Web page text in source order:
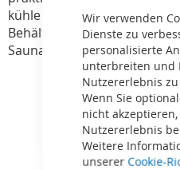
Wir verwenden
Dienste zu
personalisierte
unterbreiten und
Nutzererlebnis
Wenn Sie
nicht
Nutzererlebnis
Weitere
unserer Cookie-
kühle Temperatur perfekt
Behälter macht, um den
Saunagang abzukühlen.